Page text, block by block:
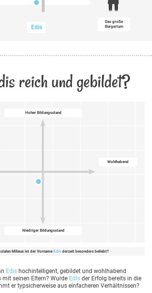
Edis
Das große
Bürgertum
reich und gebildet?
Hoher Bildungsstand
Wohlhabend
Niedriger Bildungsstand
Milieus ist der Vorname Edisderzeit besonders beliebt?
Edis hochintelligent, gebildet und wohlhabend
mit seinen Eltern? Wurde Edis der Erfolg bereits in die
er typsicherweise aus einfacheren Verhältnissen?